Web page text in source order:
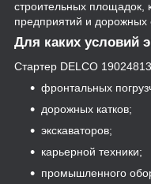
строительных площадок,
предприятий и дорожных
Для каких условий
Стартер DELCO
фронтальных
дорожных катков;
экскаваторов;
карьерной техники;
промышленного